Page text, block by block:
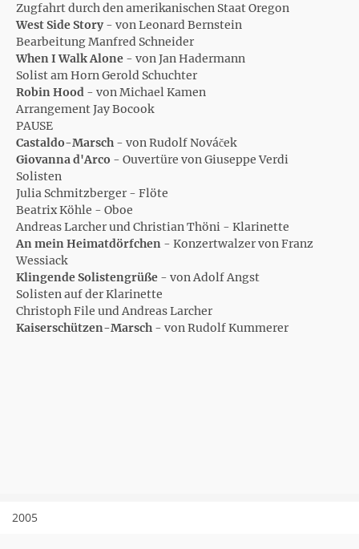
Zugfahrt durch den amerikanischen Staat Oregon
West Side Story- von Leonard Bernstein
Bearbeitung Manfred Schneider
When I Walk Alone - von Jan Hadermann
Solist am Horn Gerold Schuchter
Robin Hood - von Michael Kamen
Arrangement Jay Bocook
PAUSE
Castaldo-Marsch - von Rudolf Nováček
Giovanna d'Arco - Ouvertüre von Giuseppe Verdi
Solisten
Julia Schmitzberger - Flöte
Beatrix Köhle - Oboe
Andreas Larcher und Christian Thöni - Klarinette
An mein Heimatdörfchen - Konzertwalzer von Franz
Wessiack
Klingende Solistengrüße - von Adolf Angst
Solisten auf der Klarinette
Christoph File und Andreas Larcher
Kaiserschützen-Marsch - von Rudolf Kummerer
2005